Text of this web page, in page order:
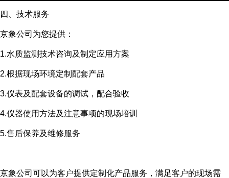
四、技术服务
京象公司为您提供：
1.水质监测技术咨询及制定应用方案
2.根据现场环境定制配套产品
3.仪表及配套设备的调试，配合验收
4.仪器使用方法及注意事项的现场培训
5.售后保养及维修服务
京象公司可以为客户提供定制化产品服务，满足客户的现场需